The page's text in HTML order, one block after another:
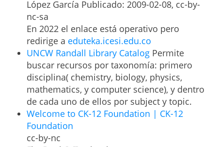
López García Publicado: 2009-02-08, cc-by-
nc-sa
En 2022 el enlace está operativo pero
redirige a eduteka.icesi.edu.co
UNCW Randall Library Catalog Permite
buscar recursos por taxonomía: primero
disciplina( chemistry, biology, physics,
mathematics, y computer science), y dentro
de cada uno de ellos por subject y topic.
Welcome to CK-12 Foundation | CK-12
Foundation
cc-by-nc